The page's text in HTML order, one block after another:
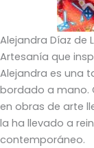
Alejandra Díaz de
Artesanía que
Alejandra es una
bordado a mano.
en obras de arte
la ha llevado a
contemporáneo.